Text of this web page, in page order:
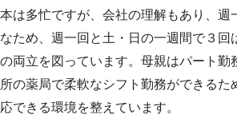
本は多忙ですが、会社の理解もあり、週
なため、週一回と土・日の一週間で３回
の両立を図っています。母親はパート勤
所の薬局で柔軟なシフト勤務ができるた
応できる環境を整えています。